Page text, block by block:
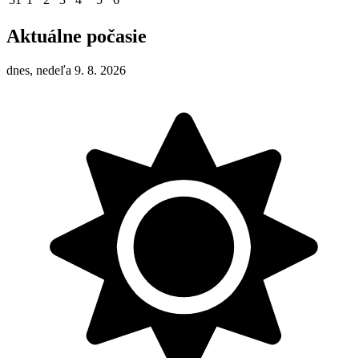
Aktuálne počasie
dnes, nedeľa 9. 8. 2026